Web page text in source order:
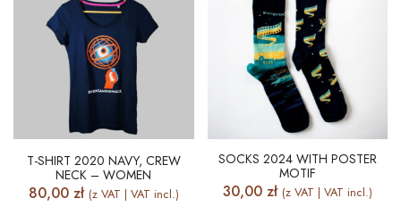
T-SHIRT 2020 NAVY, CREW
NECK – WOMEN
80,00 zł (z VAT | VAT incl.)
SOCKS 2024 WITH POSTER
MOTIF
30,00 zł (z VAT | VAT incl.)